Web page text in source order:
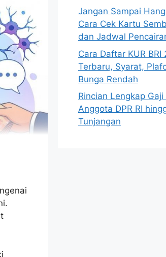
Jangan Sampai
Cara Cek Kartu
dan Jadwal
Cara Daftar KUR BRI
Terbaru, Syarat,
Bunga Rendah
Rincian Lengkap Gaji
Anggota DPR RI
Tunjangan